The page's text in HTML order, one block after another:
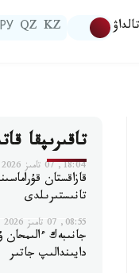
تالداۋ KZ
QZ
РУ
تاقىرىپقا
18:04, 07 تامىز 2026
قازاقستان
تانىستىرىلدى
08:55, 07 تامىز 2026
جانىبەك
دايىندالىپ جاتىر